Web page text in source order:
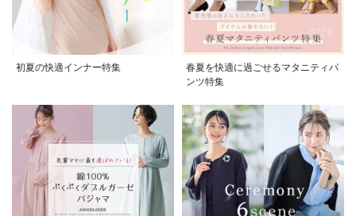
初夏の快適インナー特集
春夏を快適に過ごせるマタニティパ
ンツ特集